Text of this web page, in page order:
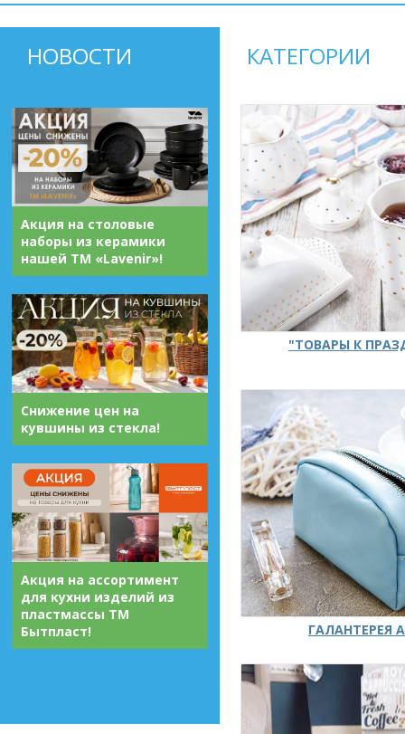
НОВОСТИ
Акция на столовые
наборы из керамики
нашей ТМ «Lavenir»!
Снижение цен на
кувшины из стекла!
Акция на ассортимент
для кухни изделий из
пластмассы ТМ
Бытпласт!
КАТЕГОРИИ
"ТОВАРЫ К
ГАЛАНТЕРЕЯ